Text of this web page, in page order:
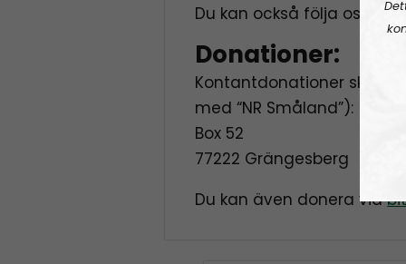
Du kan också följa oss på
Donationer:
Kontantdonationer
med “NR Småland”):
Box 52
77222 Grängesberg
Du kan även donera via